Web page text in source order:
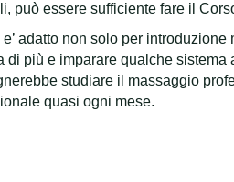
può essere sufficiente fare il
adatto non solo per
più e imparare qualche sistema
studiare il massaggio
quasi ogni mese.